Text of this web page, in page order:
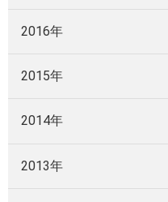
2016年
2015年
2014年
2013年